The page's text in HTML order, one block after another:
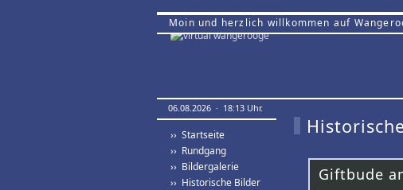
Moin und herzlich willkommen auf
06.08.2026 · 18:13 Uhr.
›› Startseite
›› Rundgang
›› Bildergalerie
›› Historische Bilder
Giftbude